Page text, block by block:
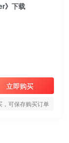
》下载
立即购买
，可保存购买订单